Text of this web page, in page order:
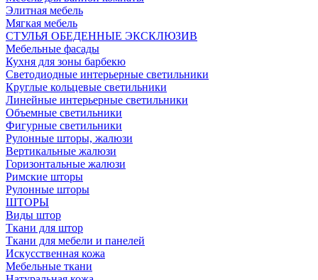
Элитная мебель
Мягкая мебель
СТУЛЬЯ ОБЕДЕННЫЕ ЭКСКЛЮЗИВ
Мебельные фасады
Кухня для зоны барбекю
Светодиодные интерьерные светильники
Круглые кольцевые светильники
Линейные интерьерные светильники
Объемные светильники
Фигурные светильники
Рулонные шторы, жалюзи
Вертикальные жалюзи
Горизонтальные жалюзи
Римские шторы
Рулонные шторы
ШТОРЫ
Виды штор
Ткани для штор
Ткани для мебели и панелей
Искусственная кожа
Мебельные ткани